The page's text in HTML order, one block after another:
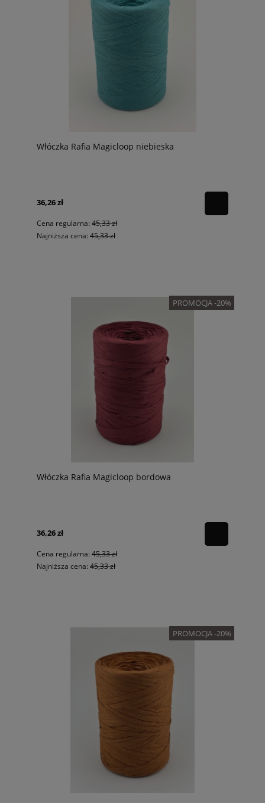
Włóczka Rafia Magicloop niebieska
36,26 zł
Cena regularna: 45,33 zł
Najniższa cena: 45,33 zł
PROMOCJA -20%
Włóczka Rafia Magicloop bordowa
36,26 zł
Cena regularna: 45,33 zł
Najniższa cena: 45,33 zł
PROMOCJA -20%